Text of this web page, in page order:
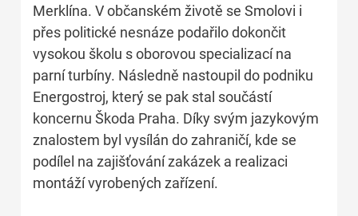
Merklína. V občanském životě se Smolovi i
přes politické nesnáze podařilo dokončit
vysokou školu s oborovou specializací na
parní turbíny. Následně nastoupil do podniku
Energostroj, který se pak stal součástí
koncernu Škoda Praha. Díky svým jazykovým
znalostem byl vysílán do zahraničí, kde se
podílel na zajišťování zakázek a realizaci
montáží vyrobených zařízení.